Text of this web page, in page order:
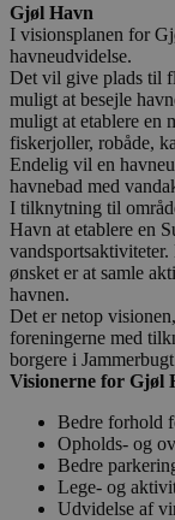
Gjøl Havn
I visionsplanen for
havneudvidelse.
Det vil give plads til
muligt at besejle
muligt at etablere en
fiskerjoller, robåde,
Endelig vil en
havnebad med
I tilknytning til
Havn at etablere en
vandsportsaktiviteter.
ønsket er at samle
havnen.
Det er netop
foreningerne med
borgere i
Visionerne for Gjøl
Bedre forhold
Opholds- og
Bedre
Lege- og
Udvidelse af